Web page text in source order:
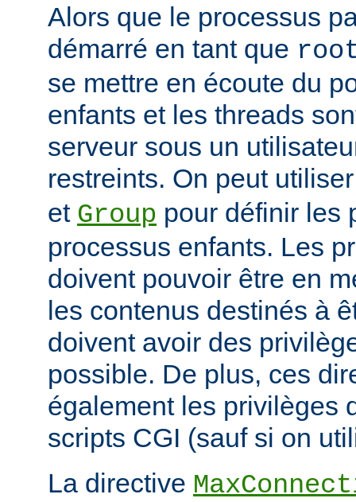
Alors que le processus
démarré en tant que
se mettre en écoute du
enfants et les threads
serveur sous un
restreints. On peut
et Group pour définir les
processus enfants. Les
doivent pouvoir être en
les contenus destinés à
doivent avoir des
possible. De plus, ces
également les privilèges
scripts CGI (sauf si on
La directive